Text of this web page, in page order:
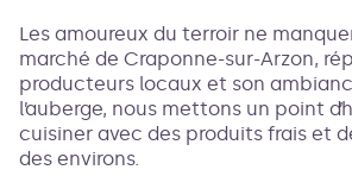
Les amoureux du terroir ne
marché de Craponne-sur-Arzon,
producteurs locaux et son
l’auberge, nous mettons un point
cuisiner avec des produits frais et
des environs.